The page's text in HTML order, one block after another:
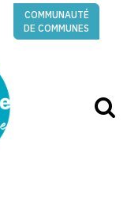
COMMUNAUTÉ
DE COMMUNES